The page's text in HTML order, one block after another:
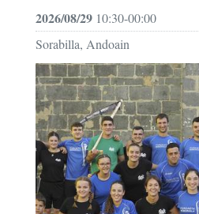
2026/08/29 10:30-00:00
Sorabilla, Andoain